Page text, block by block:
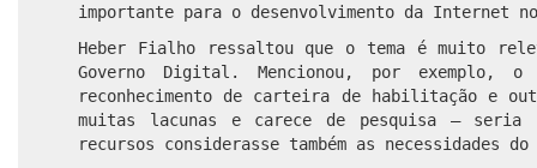
importante para o desenvolvimento da Internet
Heber Fialho ressaltou que o tema é muito
Governo Digital. Mencionou, por exemplo,
reconhecimento de carteira de habilitação e
muitas lacunas e carece de pesquisa – seria
recursos considerasse também as necessidades